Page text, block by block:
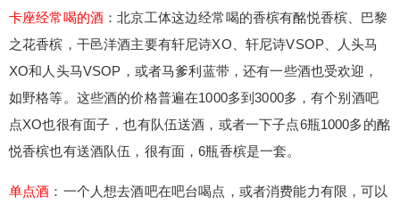
卡座经常喝的酒 ：北京工体这边经常喝的香槟有酩悦香槟、巴黎
之花香槟，干邑洋酒主要有轩尼诗XO、轩尼诗VSOP、人头马
XO和人头马VSOP，或者马爹利蓝带，还有一些酒也受欢迎，
如野格等。这些酒的价格普遍在1000多到3000多，有个别酒吧
点XO也很有面子，也有队伍送酒，或者一下子点6瓶1000多的酩
悦香槟也有送酒队伍，很有面，6瓶香槟是一套。
单点酒 ：一个人想去酒吧在吧台喝点，或者消费能力有限，可以
轩尼诗VSOP、人头马XO和人头马VSOP，或者马
爹利蓝带，还有一些酒也受欢迎，如野格等。这些
酒的价格普遍在1000多到3000多，有个别酒吧点X
O也很有面子，也有队伍送酒，或者一下子点6瓶10
00多的酩悦香槟也有送酒队伍，很有面，6瓶香槟是
一套。 单点酒：一个人想去酒吧在吧台喝点，或者
消费能力有限，可以在吧台点一杯酒喝，这种酒的
般在50到200之间一杯，适合自己在吧台喝一杯。
给undefined打赏